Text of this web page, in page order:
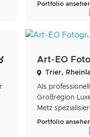
Portfolio
Art-EO
Trier,
Als
Großregion
Metz
Portfolio